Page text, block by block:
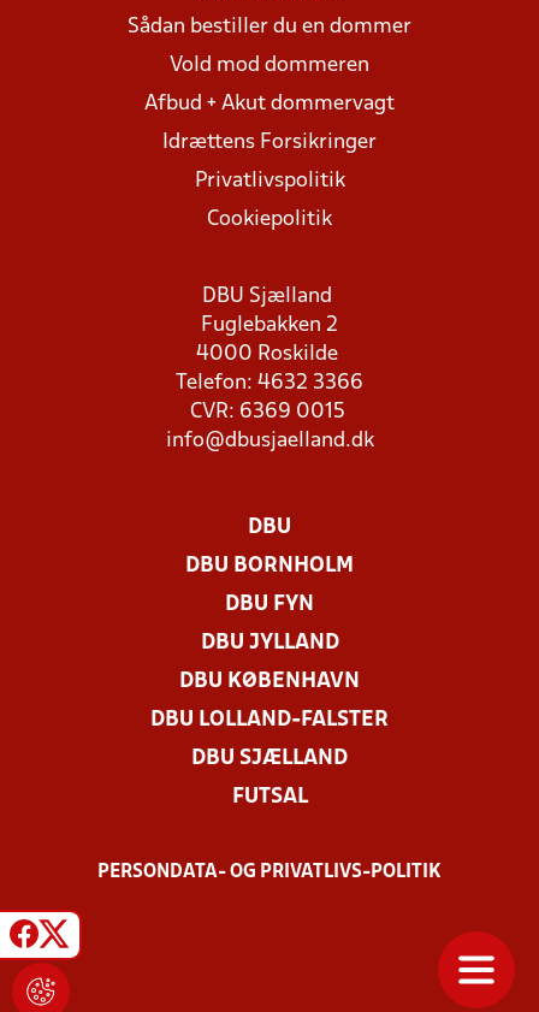
Sådan bestiller du en dommer
Vold mod dommeren
Afbud + Akut dommervagt
Idrættens Forsikringer
Privatlivspolitik
Cookiepolitik
DBU Sjælland
Fuglebakken 2
4000 Roskilde
Telefon: 4632 3366
CVR: 6369 0015
info@dbusjaelland.dk
DBU
DBU BORNHOLM
DBU FYN
DBU JYLLAND
DBU KØBENHAVN
DBU LOLLAND-FALSTER
DBU SJÆLLAND
FUTSAL
PERSONDATA- OG PRIVATLIVS-POLITIK